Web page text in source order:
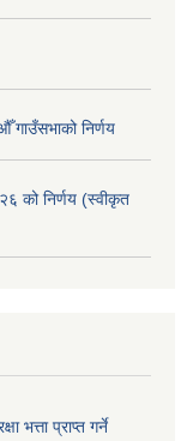
गाउँसभाको निर्णय
को निर्णय (स्वीकृत
भत्ता प्राप्त गर्ने